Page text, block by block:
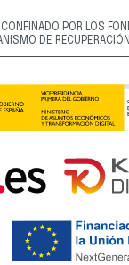
POR LOS
DE